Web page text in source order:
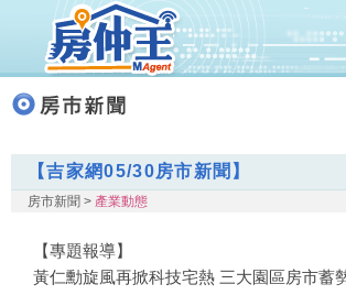
【吉家網05/30房市新聞】
房市新聞 > 產業動態
【專題報導】
黃仁勳旋風再掀科技宅熱 三大園區房市蓄